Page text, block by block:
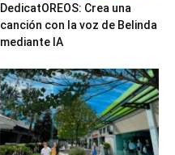
DedicatOREOS: Crea una
canción con la voz de Belinda
mediante IA